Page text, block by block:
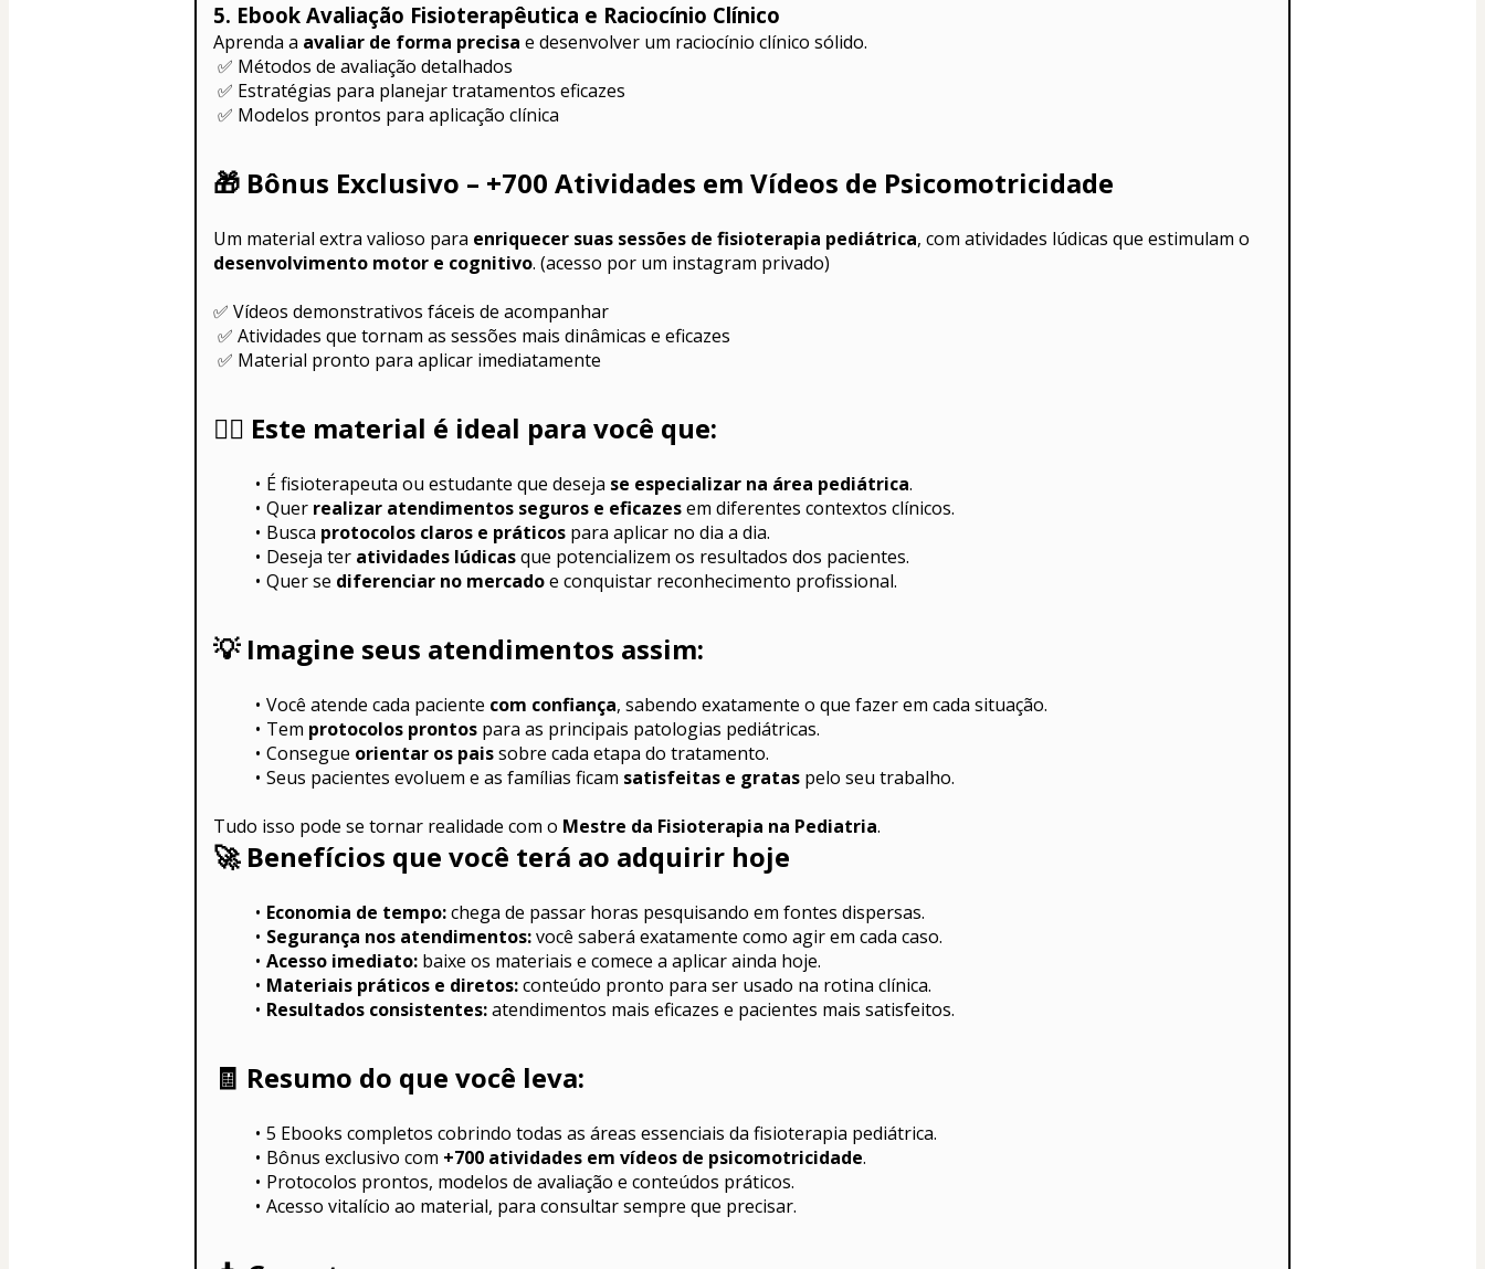
5. Ebook Avaliação Fisioterapêutica e Raciocínio Clínico
Aprenda a avaliar de forma precisa e desenvolver um raciocínio clínico sólido.
✅ Métodos de avaliação detalhados
✅ Estratégias para planejar tratamentos eficazes
✅ Modelos prontos para aplicação clínica
🎁 Bônus Exclusivo – +700 Atividades em Vídeos de Psicomotricidade
Um material extra valioso para enriquecer suas sessões de fisioterapia pediátrica
desenvolvimento motor e cognitivo. (acesso por um instagram privado)
✅ Vídeos demonstrativos fáceis de acompanhar
✅ Atividades que tornam as sessões mais dinâmicas e eficazes
✅ Material pronto para aplicar imediatamente
👩‍⚕️ Este material é ideal para você que:
É fisioterapeuta ou estudante que deseja se especializar na área pediátrica.
Quer realizar atendimentos seguros e eficazes em diferentes contextos clínicos.
Busca protocolos claros e práticos para aplicar no dia a dia.
Deseja ter atividades lúdicas que potencializem os resultados dos pacientes.
Quer se diferenciar no mercado e conquistar reconhecimento profissional.
💡 Imagine seus atendimentos assim:
Você atende cada paciente com confiança, sabendo exatamente o que fazer em cada situação.
Tem protocolos prontos para as principais patologias pediátricas.
Consegue orientar os pais sobre cada etapa do tratamento.
Seus pacientes evoluem e as famílias ficam satisfeitas e gratas pelo seu trabalho.
Tudo isso pode se tornar realidade com o Mestre da Fisioterapia na Pediatria.
🚀 Benefícios que você terá ao adquirir hoje
Economia de tempo: chega de passar horas pesquisando em fontes dispersas.
Segurança nos atendimentos: você saberá exatamente como agir em cada caso.
Acesso imediato: baixe os materiais e comece a aplicar ainda hoje.
Materiais práticos e diretos: conteúdo pronto para ser usado na rotina clínica.
Resultados consistentes: atendimentos mais eficazes e pacientes mais satisfeitos.
🧾 Resumo do que você leva:
5 Ebooks completos cobrindo todas as áreas essenciais da fisioterapia pediátrica.
Bônus exclusivo com +700 atividades em vídeos de psicomotricidade.
Protocolos prontos, modelos de avaliação e conteúdos práticos.
Acesso vitalício ao material, para consultar sempre que precisar.